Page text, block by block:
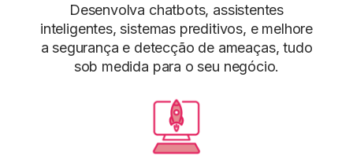
Desenvolva chatbots, assistentes
inteligentes, sistemas preditivos, e melhore
a segurança e detecção de ameaças, tudo
sob medida para o seu negócio.